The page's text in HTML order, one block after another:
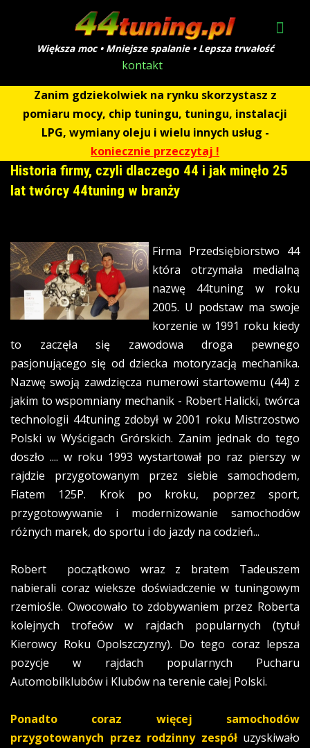
Większa moc • Mniejsze spalanie • Lepsza trwałość
kontakt
Zanim gdziekolwiek na rynku skorzystasz z
pomiaru mocy, chip tuningu, tuningu, instalacji
LPG, wymiany oleju i wielu innych usług -
koniecznie przeczytaj !
Historia firmy, czyli dlaczego 44 i jak minęło 25
lat twórcy 44tuning w branży
Firma Przedsiębiorstwo 44
która otrzymała medialną
nazwę 44tuning w roku
2005. U podstaw ma swoje
korzenie w 1991 roku kiedy
to zaczęła się zawodowa droga pewnego
pasjonującego się od dziecka motoryzacją mechanika.
Nazwę swoją zawdzięcza numerowi startowemu (44) z
jakim to wspomniany mechanik - Robert Halicki, twórca
technologii 44tuning zdobył w 2001 roku Mistrzostwo
Polski w Wyścigach Grórskich. Zanim jednak do tego
doszło .... w roku 1993 wystartował po raz pierszy w
rajdzie przygotowanym przez siebie samochodem,
Fiatem 125P. Krok po kroku, poprzez sport,
przygotowywanie i modernizowanie samochodów
różnych marek, do sportu i do jazdy na codzień...
Robert początkowo wraz z bratem Tadeuszem
nabierali coraz wieksze doświadczenie w tuningowym
rzemiośle. Owocowało to zdobywaniem przez Roberta
kolejnych trofeów w rajdach popularnych (tytuł
Kierowcy Roku Opolszczyzny). Do tego coraz lepsza
pozycje w rajdach popularnych Pucharu
Automobilklubów i Klubów na terenie całej Polski.
Ponadto coraz więcej samochodów
przygotowanych przez rodzinny zespół uzyskiwało